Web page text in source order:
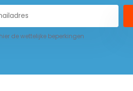
de wettelijke beperkingen